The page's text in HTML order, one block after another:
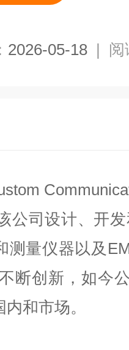
2026-05-18 | 阅
公司设计、开
测量仪器以及
断创新，如今
和市场。